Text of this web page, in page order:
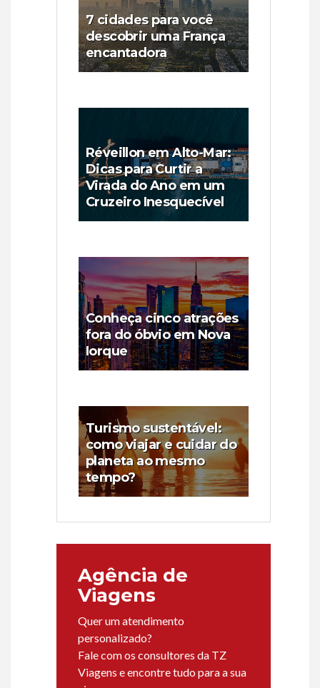
7 cidades para você
descobrir uma França
encantadora
Réveillon em Alto-Mar:
Dicas para Curtir a
Virada do Ano em um
Cruzeiro Inesquecível
Conheça cinco atrações
fora do óbvio em Nova
Iorque
Turismo sustentável:
como viajar e cuidar do
planeta ao mesmo
tempo?
Agência de
Viagens
Quer um atendimento
personalizado?
Fale com os consultores da TZ
Viagens e encontre tudo para a sua